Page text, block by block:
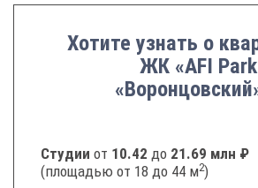
Хотите узнать о
ЖК «AFI Park
Студии от 10.42 до 21.69 млн ₽
(площадью от 18 до 44 м2)